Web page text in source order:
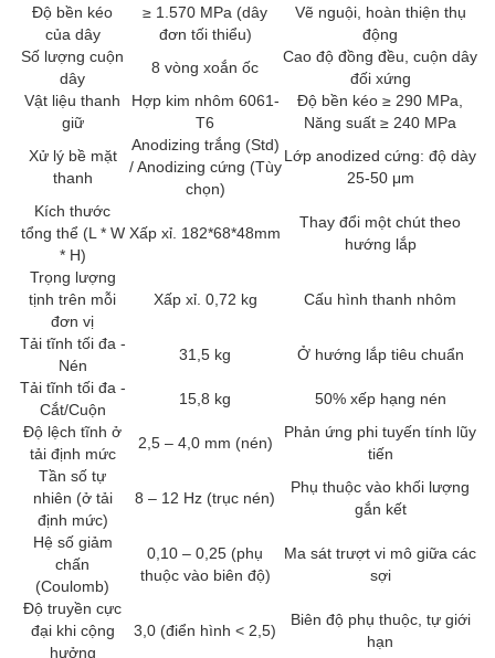
Độ bền kéo
của dây
≥ 1.570 MPa (dây
đơn tối thiểu)
Vẽ nguội, hoàn thiện thụ
động
Số lượng cuộn
dây
8 vòng xoắn ốc
Cao độ đồng đều, cuộn dây
đối xứng
Vật liệu thanh
giữ
Hợp kim nhôm 6061-
T6
Độ bền kéo ≥ 290 MPa,
Năng suất ≥ 240 MPa
Xử lý bề mặt
thanh
Anodizing trắng (Std)
/ Anodizing cứng (Tùy
chọn)
Lớp anodized cứng: độ dày
25-50 μm
Kích thước
tổng thể (L * W
* H)
Xấp xỉ. 182*68*48mm
Thay đổi một chút theo
hướng lắp
Trọng lượng
tịnh trên mỗi
đơn vị
Xấp xỉ. 0,72 kg Cấu hình thanh nhôm
Tải tĩnh tối đa -
Nén
31,5 kg
Ở hướng lắp tiêu chuẩn
Tải tĩnh tối đa -
Cắt/Cuộn
15,8 kg
50% xếp hạng nén
Độ lệch tĩnh ở
tải định mức
2,5 – 4,0 mm (nén)
Phản ứng phi tuyến tính lũy
tiến
Tần số tự
nhiên (ở tải
định mức)
8 – 12 Hz (trục nén)
Phụ thuộc vào khối lượng
gắn kết
Hệ số giảm
chấn
(Coulomb)
0,10 – 0,25 (phụ
thuộc vào biên độ)
Ma sát trượt vi mô giữa các
sợi
Độ truyền cực
đại khi cộng
hưởng
3,0 (điển hình < 2,5)
Biên độ phụ thuộc, tự giới
hạn